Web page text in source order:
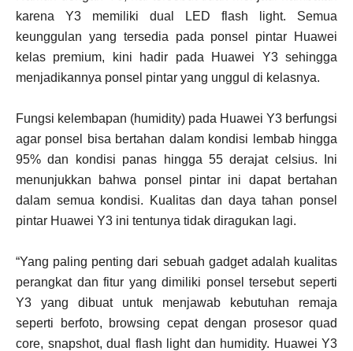
karena Y3 memiliki dual LED flash light. Semua
keunggulan yang tersedia pada ponsel pintar Huawei
kelas premium, kini hadir pada Huawei Y3 sehingga
menjadikannya ponsel pintar yang unggul di kelasnya.
Fungsi kelembapan (humidity) pada Huawei Y3 berfungsi
agar ponsel bisa bertahan dalam kondisi lembab hingga
95% dan kondisi panas hingga 55 derajat celsius. Ini
menunjukkan bahwa ponsel pintar ini dapat bertahan
dalam semua kondisi. Kualitas dan daya tahan ponsel
pintar Huawei Y3 ini tentunya tidak diragukan lagi.
“Yang paling penting dari sebuah gadget adalah kualitas
perangkat dan fitur yang dimiliki ponsel tersebut seperti
Y3 yang dibuat untuk menjawab kebutuhan remaja
seperti berfoto, browsing cepat dengan prosesor quad
core, snapshot, dual flash light dan humidity. Huawei Y3